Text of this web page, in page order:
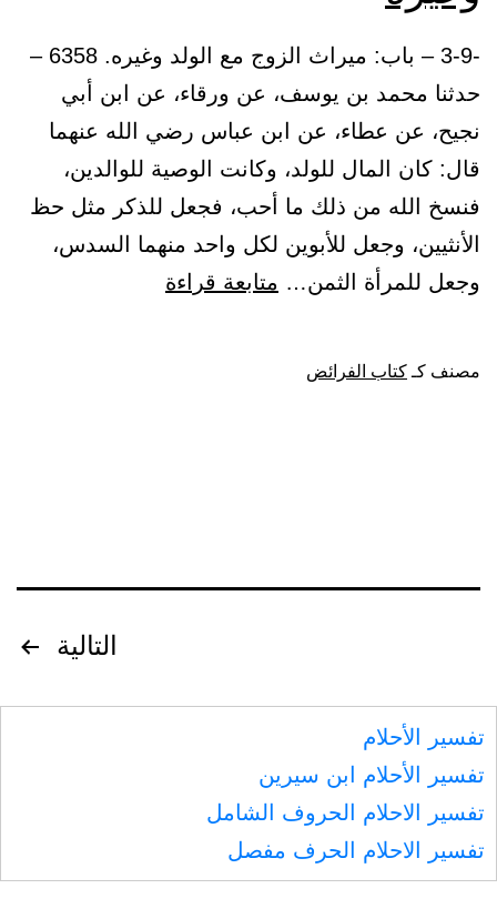
-3-9 – باب: ميراث الزوج مع الولد وغيره. 6358 –
حدثنا محمد بن يوسف، عن ورقاء، عن ابن أبي
نجيح، عن عطاء، عن ابن عباس رضي الله عنهما
قال: كان المال للولد، وكانت الوصية للوالدين،
فنسخ الله من ذلك ما أحب، فجعل للذكر مثل حظ
الأنثيين، وجعل للأبوين لكل واحد منهما السدس،
وجعل للمرأة الثمن… متابعة قراءة
مصنف كـ كتاب الفرائض
المقالات
التالية
تفسير الأحلام
تفسير الأحلام ابن سيرين
تفسير الاحلام الحروف الشامل
تفسير الاحلام الحرف مفصل